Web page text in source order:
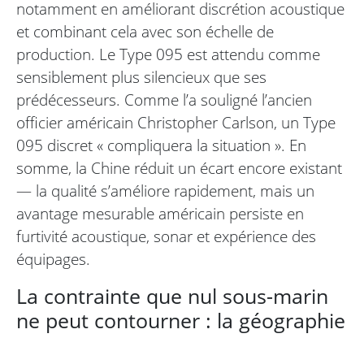
notamment en améliorant discrétion acoustique
et combinant cela avec son échelle de
production. Le Type 095 est attendu comme
sensiblement plus silencieux que ses
prédécesseurs. Comme l’a souligné l’ancien
officier américain Christopher Carlson, un Type
095 discret « compliquera la situation ». En
somme, la Chine réduit un écart encore existant
— la qualité s’améliore rapidement, mais un
avantage mesurable américain persiste en
furtivité acoustique, sonar et expérience des
équipages.
La contrainte que nul sous-marin
ne peut contourner : la géographie